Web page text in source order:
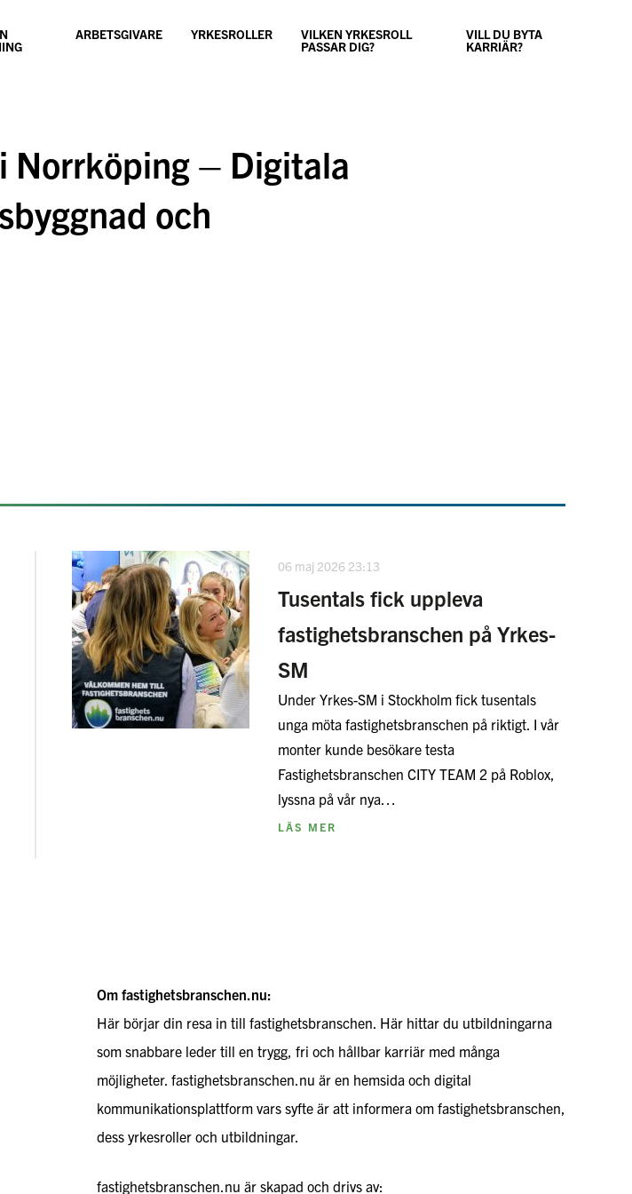
ARBETSGIVARE YRKESROLLER VILKEN YRKESROLL
PASSAR DIG?
VILL DU BYTA
KARRIÄR?
Norrköping – Digitala
och
06 maj 2026 23:13
Tusentals fick uppleva
fastighetsbranschen på Yrkes-
SM
Under Yrkes-SM i Stockholm fick tusentals
unga möta fastighetsbranschen på riktigt. I vår
monter kunde besökare testa
Fastighetsbranschen CITY TEAM 2 på Roblox,
lyssna på vår nya…
LÄS MER
Om fastighetsbranschen.nu:
Här börjar din resa in till fastighetsbranschen. Här hittar du utbildningarna
som snabbare leder till en trygg, fri och hållbar karriär med många
möjligheter. fastighetsbranschen.nu är en hemsida och digital
kommunikationsplattform vars syfte är att informera om fastighetsbranschen,
dess yrkesroller och utbildningar.
fastighetsbranschen.nu är skapad och drivs av: